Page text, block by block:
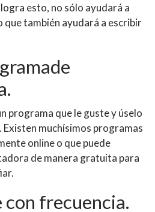
esto, no sólo ayudará a
que también ayudará a escribir
programa quele guste yúselo
Existen muchísimos programas
onlineo que puede
de manera gratuita para
.
frecuencia.